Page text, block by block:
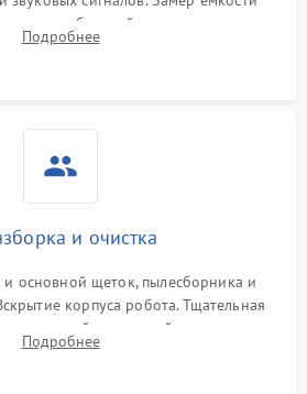
базовой станции зарядки.
бампера и датчиков падения для
Подробнее
и очистка
основной щеток, пылесборника и
корпуса робота. Тщательная
полостей, шестерней и плат от
волос и шерсти животных с
Подробнее